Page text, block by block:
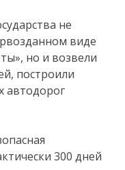
не
виде
но и возвели
построили
автодорог
300 дней